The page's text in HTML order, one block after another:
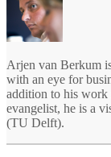
Arjen van Berkum
with an eye for
addition to his work
evangelist, he is a
(TU Delft).